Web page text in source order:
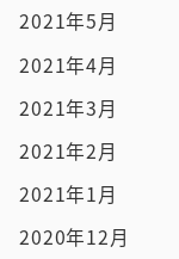
2021年5月
2021年4月
2021年3月
2021年2月
2021年1月
2020年12月